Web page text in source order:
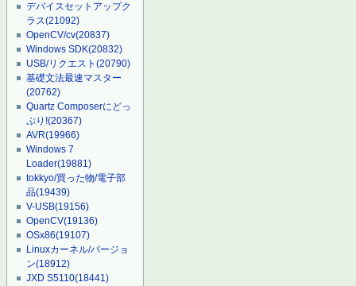
デバイスセットアップク
ラス(21092)
OpenCV/cv(20837)
Windows SDK(20832)
USB/リクエスト(20790)
基礎文法最速マスター
(20762)
Quartz Composerにどっ
ぷり!(20367)
AVR(19966)
Windows 7
Loader(19881)
tokkyo/買った物/電子部
品(19439)
V-USB(19156)
OpenCV(19136)
OSx86(19107)
Linuxカーネル/バージョ
ン(18912)
JXD S5110(18441)